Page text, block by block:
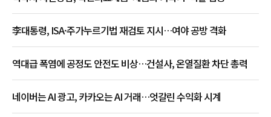
李대통령, ISA·주가누르기법 재검토 지시…여야 공방 격화
역대급 폭염에 공정도 안전도 비상…건설사, 온열질환 차단 총력
네이버는 AI 광고, 카카오는 AI 거래…엇갈린 수익화 시계